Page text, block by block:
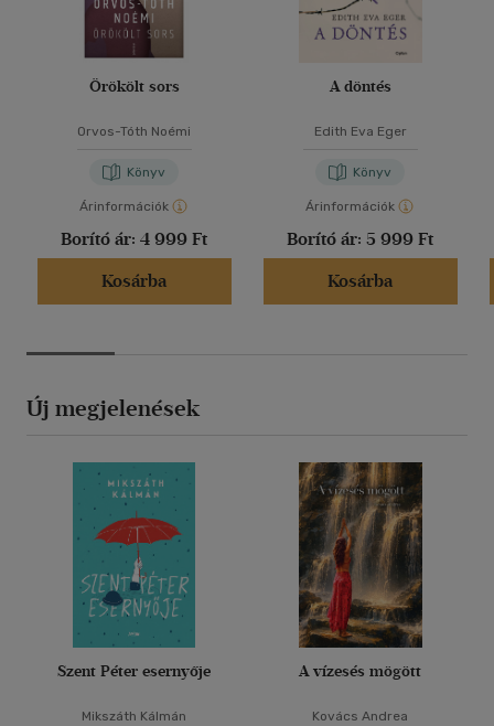
Örökölt sors
Orvos-Tóth Noémi
Könyv
Árinformációk
Borító ár: 4 999 Ft
Kosárba
A döntés
Edith Eva Eger
Könyv
Árinformációk
Borító ár: 5 999 Ft
Kosárba
Új megjelenések
Szent Péter esernyője
Mikszáth Kálmán
A vízesés mögött
Kovács Andrea